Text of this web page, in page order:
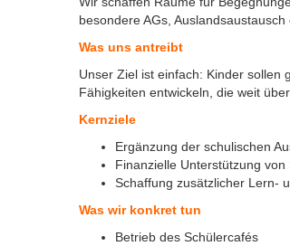
besondere AGs,
Was uns antreibt
Unser Ziel ist einfach: Kinder sollen
Fähigkeiten entwickeln, die weit
Kernziele
Ergänzung der schulischen
Finanzielle Unterstützung
Schaffung zusätzlicher Lern-
Was wir konkret tun
Betrieb des Schülercafés